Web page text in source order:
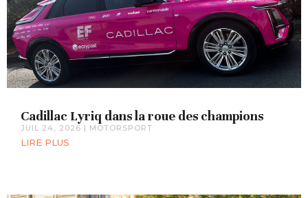
Cadillac Lyriq dans la roue des champions
JUIL 24, 2026 | MOTORSPORT
LIRE PLUS